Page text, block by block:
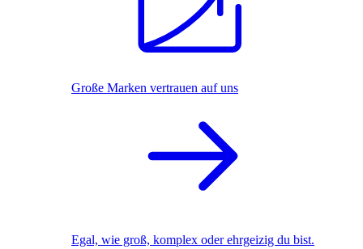
Große Marken vertrauen auf uns
Egal, wie groß, komplex oder ehrgeizig du bist.